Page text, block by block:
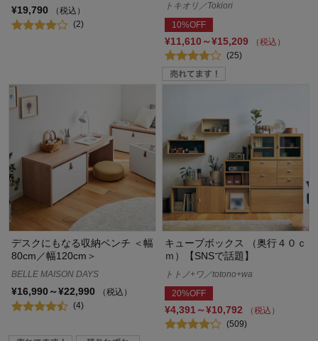
¥19,790
（税込）
(2)
トキオリ／Tokiori
10%OFF
¥11,610～¥15,209
（税込）
(25)
デスクにもなる収納ベンチ ＜幅
80cm／幅120cm＞
BELLE MAISON DAYS
¥16,990～¥22,990
（税込）
(4)
キューブボックス （奥行４０ｃ
ｍ）【SNSで話題】
トトノ+ワ／totono+wa
20%OFF
¥4,391～¥10,792
（税込）
(509)